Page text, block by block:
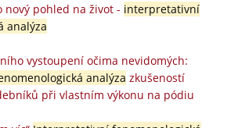
nový pohled na život - interpretativní
analýza
vystoupení očima nevidomých:
analýza zkušeností
při vlastním výkonu na pódiu